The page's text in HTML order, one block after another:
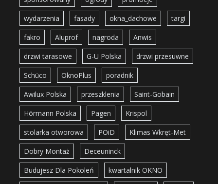
wydarzenia fasady okna_dachowe targi
fakro Aluprof nagroda Anwis
drzwi tarasowe G-U Polska drzwi przesuwne
Schüco OknoPlus poradnik
Awilux Polska przeszklenia Saint-Gobain
Hörmann Polska Pagen Krispol
stolarka otworowa POiD Klimas Wkręt-Met
Dobry Montaż Deceuninck
Budujesz Dla Pokoleń kwartalnik OKNO